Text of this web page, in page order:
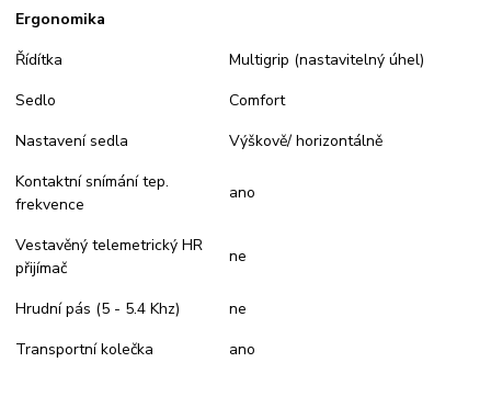
Ergonomika
Řídítka
Multigrip (nastavitelný úhel)
Sedlo
Comfort
Nastavení sedla
Výškově/ horizontálně
Kontaktní snímání tep.
frekvence
ano
Vestavěný telemetrický HR
přijímač
ne
Hrudní pás (5 - 5.4 Khz)
ne
Transportní kolečka
ano